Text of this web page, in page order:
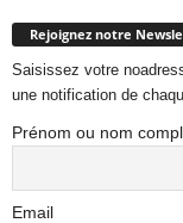
Rejoignez notre
Saisissez votre
une notification de
Prénom ou nom
Email